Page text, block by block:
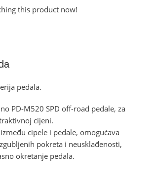
this product now!
pedala.
PD-M520 SPD off-road pedale, za
cijeni.
cipele i pedale, omogućava
pokreta i neusklađenosti,
okretanje pedala.